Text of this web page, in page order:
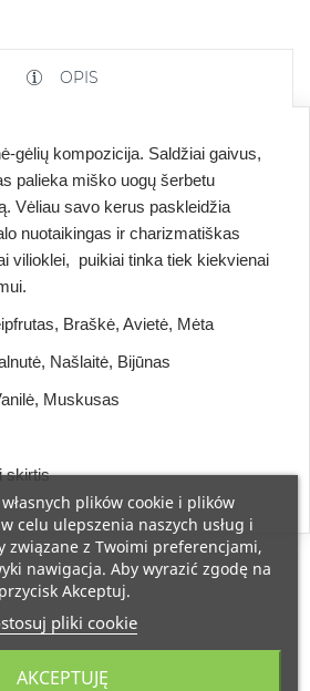
OPIS
gėlių kompozicija. Saldžiai gaivus,
palieka miško uogų šerbetu
Vėliau savo kerus paskleidžia
nuotaikingas ir charizmatiškas
vilioklei, puikiai tinka tiek kiekvienai
Braškė, Avietė, Mėta
Našlaitė, Bijūnas
Muskusas
skirtis
plików cookie i plików
celu ulepszenia naszych usług i
związane z Twoimi preferencjami,
nawigacja. Aby wyrazić zgodę na
Akceptuj.
pliki cookie
AKCEPTUJĘ